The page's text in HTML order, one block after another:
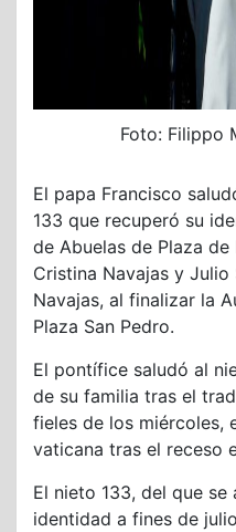
Foto: Filippo
El papa Francisco
133 que recuperó su
de Abuelas de Plaza
Cristina Navajas y
Navajas, al finalizar la
Plaza San Pedro.
El pontífice saludó al
de su familia tras el
fieles de los miércoles,
vaticana tras el receso
El nieto 133, del que
identidad a fines de